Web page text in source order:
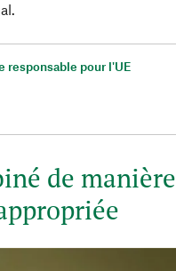
responsable pour l'UE
de manière